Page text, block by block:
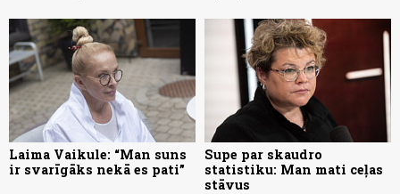
Laima Vaikule: “Man suns
ir svarīgāks nekā es pati”
Supe par skaudro
statistiku: Man mati ceļas
stāvus